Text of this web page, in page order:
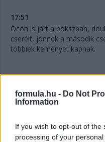
formula.hu - Do Not
Information
If you wish to opt-out of
processing of your
17:51
Ocon is járt a bokszban,
cserélt, jönnek a második
többiek keményet kapnak.
17:50
Na ezt nem láttuk jönni,
féltáv előttLÁGYAKATkap.
17:48